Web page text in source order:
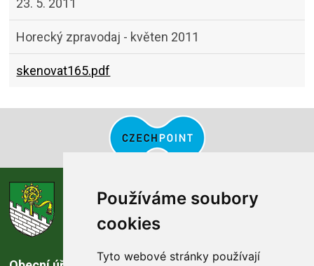
Používáme soubory
cookies
Tyto webové stránky používají
23. 5. 2011
Horecký zpravodaj - květen 2011
skenovat165.pdf
obec
Horka nad Moravou